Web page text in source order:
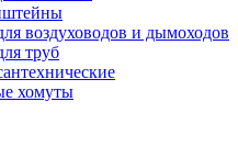
воздуховодов и дымоходов
труб
хомуты